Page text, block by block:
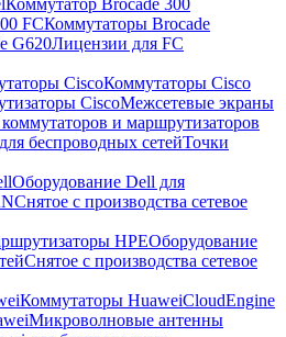
FCКоммутаторы Brocade
G620Лицензии для FC
CiscoКоммутаторы Cisco
CiscoМежсетевые экраны
и маршрутизаторов
беспроводных сетейТочки
Оборудование Dell для
Снятое с производства сетевое
HPEОборудование
Снятое с производства сетевое
Коммутаторы HuaweiCloudEngine
Микроволновые антенны